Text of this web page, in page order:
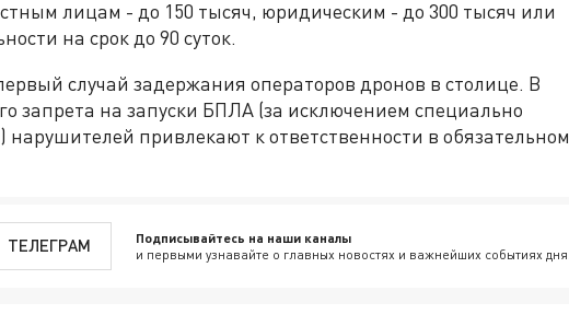
лицам - до 150 тысяч, юридическим - до 300 тысяч или
на срок до 90 суток.
случай задержания операторов дронов в столице. В
запрета на запуски БПЛА (за исключением специально
нарушителей привлекают к ответственности в обязательном
ТЕЛЕГРАМ Подписывайтесь на наши каналы
и первыми узнавайте о главных новостях и важнейших событиях дня.